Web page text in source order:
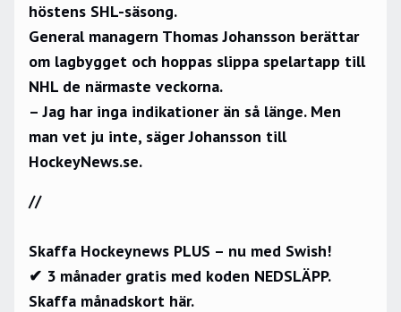
höstens SHL-säsong.
General managern Thomas Johansson berättar
om lagbygget och hoppas slippa spelartapp till
NHL de närmaste veckorna.
– Jag har inga indikationer än så länge. Men
man vet ju inte, säger Johansson till
HockeyNews.se.
//
Skaffa Hockeynews PLUS – nu med Swish!
✔ 3 månader gratis med koden NEDSLÄPP.
Skaffa månadskort här.